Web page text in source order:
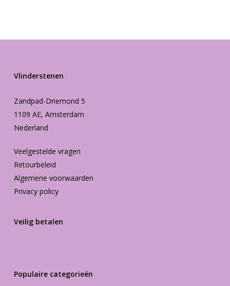
Vlinderstenen
Zandpad-Driemond 5
1109 AE, Amsterdam
Nederland
Veelgestelde vragen
Retourbeleid
Algemene voorwaarden
Privacy policy
Veilig betalen
Populaire categorieën